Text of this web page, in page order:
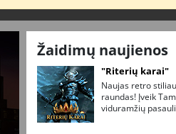
Žaidimų naujienos
"Riterių karai"
Naujas retro
raundas! Įveik
viduramžių